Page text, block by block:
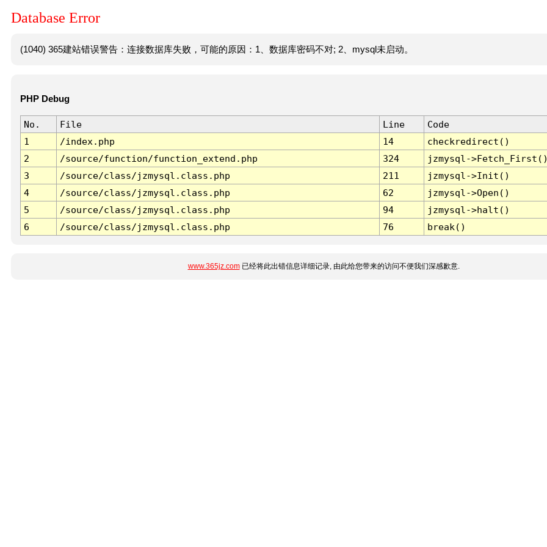
Database Error
(1040) 365建站错误警告：连接数据库失败，可能的原因：1、数据库密码不对; 2、mysql未启动。
PHP Debug
No. File Line
Code
1
/index.php 14
checkredirect()
2
/source/function/function_extend.php 324
jzmysql-
3
/source/class/jzmysql.class.php 211
jzmysql->Init()
4
/source/class/jzmysql.class.php 62
jzmysql->Open()
5
/source/class/jzmysql.class.php 94
jzmysql->halt()
6
/source/class/jzmysql.class.php 76 break()
www.365jz.com已经将此出错信息详细记录, 由此给您带来的访问不便我们深感歉意.